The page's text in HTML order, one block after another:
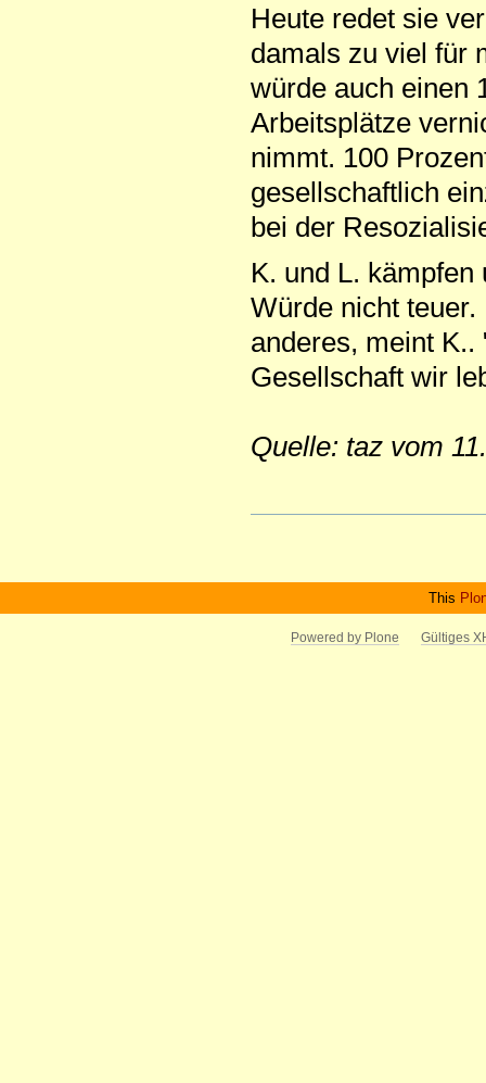
Heute redet sie
damals zu viel für
würde auch einen
Arbeitsplätze
nimmt. 100
gesellschaftlich
bei der
K. und L.
Würde nicht
anderes, meint
Gesellschaft wir
Quelle: taz vom
This
Powered by Plone Gültiges